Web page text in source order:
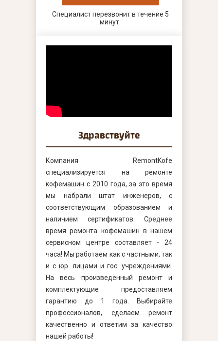
Специалист перезвонит в течение 5
минут.
Здравствуйте
Компания RemontKofe
специализируется на ремонте
кофемашин с 2010 года, за это время
мы набрали штат инженеров, с
соответствующим образованием и
наличием сертификатов. Среднее
время ремонта кофемашин в нашем
сервисном центре составляет - 24
часа! Мы работаем как с частными, так
и с юр. лицами и гос. учреждениями.
На весь произведённый ремонт и
комплектующие предоставляем
гарантию до 1 года. Выбирайте
профессионалов, сделаем ремонт
качественно и ответим за качество
нашей работы!